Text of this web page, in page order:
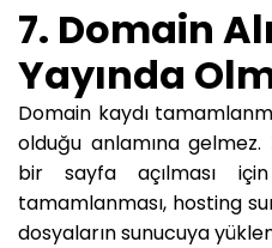
7. Domain
Yayında
Domain kaydı
olduğu anlamına
bir sayfa açılması için
tamamlanması, hosting
dosyaların sunucuya